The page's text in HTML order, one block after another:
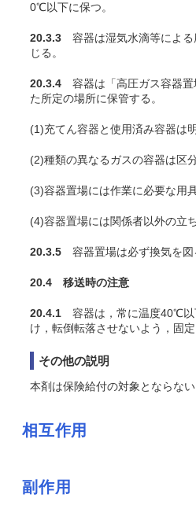
0℃以下に保つ。
20.3.3 容器は湿気水滴等によ
じる。
20.3.4 容器は「高圧ガス容器置
た所定の場所に保管する。
(1)充てん容器と使用済み容器は
(2)種類の異なるガスの容器は区
(3)容器置場には作業に必要な用
(4)容器置場には関係者以外の立
20.3.5 容器置場は必ず換気を図
20.4 移送時の注意
20.4.1 容器は，常に温度40℃以
け，転倒転落させないよう，固
その他の説明
本剤は保険給付の対象とならない
相互作用
副作用